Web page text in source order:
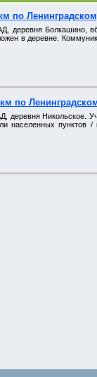
по
деревня Болкашино,
в деревне.
по
деревня Никольское.
пунктов /